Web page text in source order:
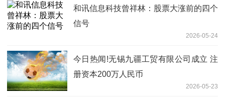
和讯信息科技曾祥林：股票大涨前的四个
信号
2026-05-24
今日热闻!无锡九疆工贸有限公司成立 注
册资本200万人民币
2026-05-23